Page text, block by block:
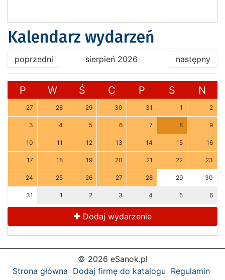
Kalendarz wydarzeń
poprzedni sierpień 2026 następny
P W Ś C P S N
27 28 29 30 31 1 2
3 4 5 6 7 8 9
10 11 12 13 14 15 16
17 18 19 20 21 22 23
24 25 26 27 28 29 30
31 1 2 3 4 5 6
Dodaj wydarzenie
© 2026 eSanok.pl
Strona główna Dodaj firmę do katalogu Regulamin